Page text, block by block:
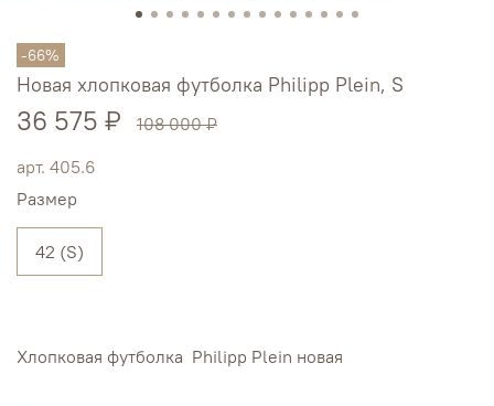
-66%
арт. 405.6
Новая хлопковая футболка Philipp Plein, S
36 575 ₽ 108 000 ₽
Размер
42 (S)
Хлопковая футболка Philipp Plein новая